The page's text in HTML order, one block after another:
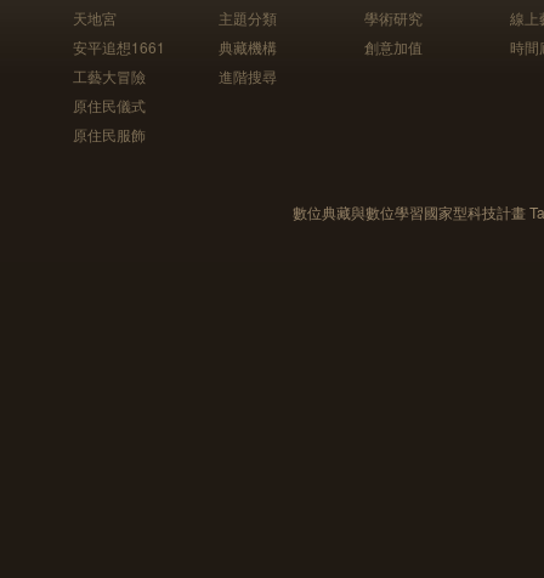
天地宮
安平追想1661
工藝大冒險
原住民儀式
原住民服飾
主題分類
典藏機構
進階搜尋
學術研究
創意加值
線上
時間
數位典藏與數位學習國家型科技計畫